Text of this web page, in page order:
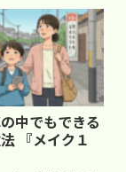
なか残りませんよ
ったようでも、き
が”定着”しない
の時、そして入
中でもできる
『メイク１